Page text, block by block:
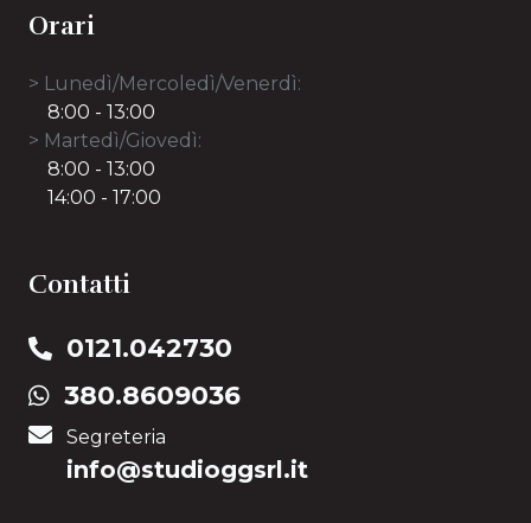
Orari
> Lunedì/Mercoledì/Venerdì:
8:00 - 13:00
> Martedì/Giovedì:
8:00 - 13:00
14:00 - 17:00
Contatti
0121.042730
380.8609036
Segreteria
info@​studioggsrl​.it